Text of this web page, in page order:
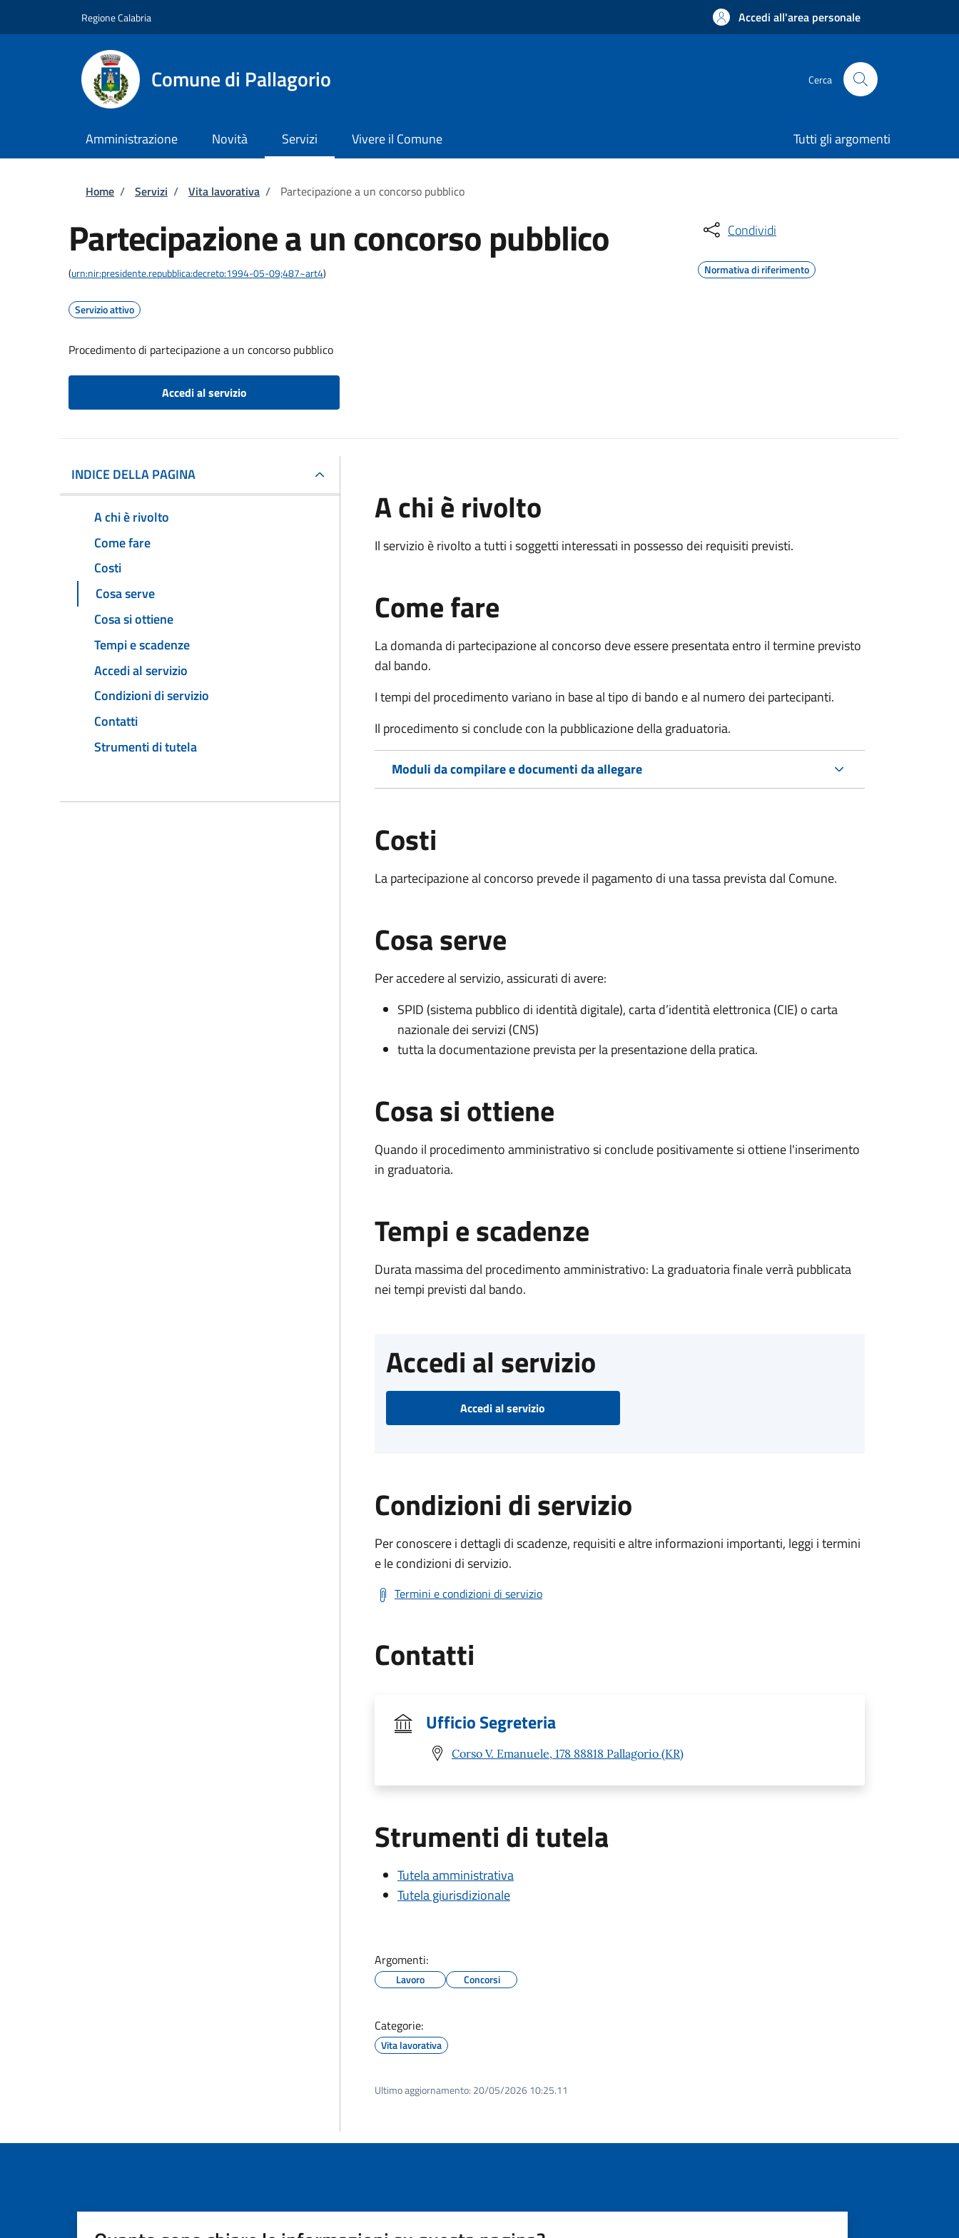
Regione Calabria Accedi all'area personale
Comune di Pallagorio Cerca
Amministrazione Novità Servizi Vivere il Comune Tutti gli argomenti
Briciole di pane
Home / Servizi / Vita lavorativa / Partecipazione a un concorso pubblico
Partecipazione a un concorso pubblico
(urn:nir:presidente.repubblica:decreto:1994-05-09;487~art4)
Servizio attivo
Procedimento di partecipazione a un concorso pubblico
Accedi al servizio
Condividi
Normativa di riferimento
INDICE DELLA PAGINA
A chi è rivolto
Come fare
Costi
Cosa serve
Cosa si ottiene
Tempi e scadenze
Accedi al servizio
Condizioni di servizio
Contatti
Strumenti di tutela
A chi è rivolto
Il servizio è rivolto a tutti i soggetti interessati in possesso dei requisiti previsti.
Come fare
La domanda di partecipazione al concorso deve essere presentata entro il termine previsto
dal bando.
I tempi del procedimento variano in base al tipo di bando e al numero dei partecipanti.
Il procedimento si conclude con la pubblicazione della graduatoria.
Moduli da compilare e documenti da allegare
Costi
La partecipazione al concorso prevede il pagamento di una tassa prevista dal Comune.
Cosa serve
Per accedere al servizio, assicurati di avere:
SPID (sistema pubblico di identità digitale), carta d’identità elettronica (CIE) o carta
nazionale dei servizi (CNS)
tutta la documentazione prevista per la presentazione della pratica.
Cosa si ottiene
Quando il procedimento amministrativo si conclude positivamente si ottiene l'inserimento
in graduatoria.
Tempi e scadenze
Durata massima del procedimento amministrativo: La graduatoria finale verrà pubblicata
nei tempi previsti dal bando.
Accedi al servizio
Accedi al servizio
Condizioni di servizio
Per conoscere i dettagli di scadenze, requisiti e altre informazioni importanti, leggi i termini
e le condizioni di servizio.
Termini e condizioni di servizio
Contatti
Ufficio Segreteria
Corso V. Emanuele, 178 88818 Pallagorio (KR)
Strumenti di tutela
Tutela amministrativa
Tutela giurisdizionale
Argomenti:
Lavoro Concorsi
Categorie:
Vita lavorativa
Ultimo aggiornamento: 20/05/2026 10:25.11